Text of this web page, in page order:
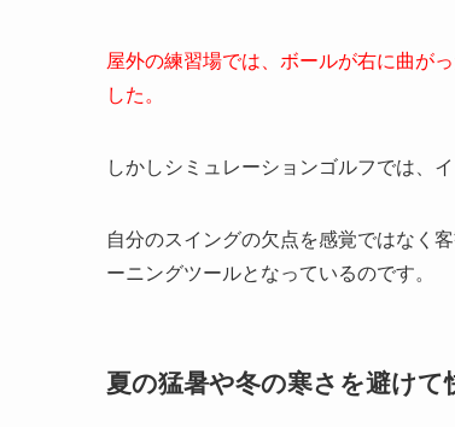
屋外の練習場では、ボールが右に曲が
した。
しかしシミュレーションゴルフでは、
自分のスイングの欠点を感覚ではなく
ーニングツールとなっているのです。
夏の猛暑や冬の寒さを避け